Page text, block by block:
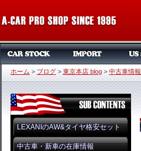
ホーム > ブログ > 東京本店 blog > 中古車情報
LEXANIのAW&タイヤ格安セット
中古車・新車の在庫情報